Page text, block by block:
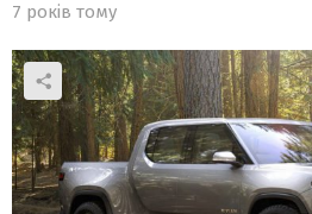
7 років тому